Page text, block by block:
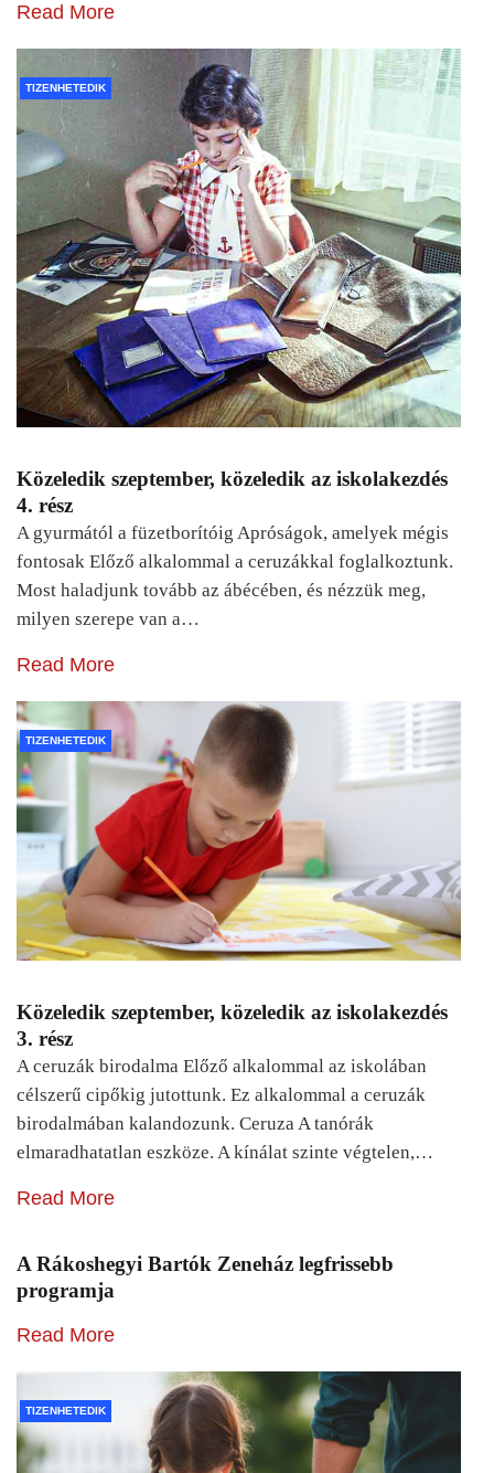
Read More
TIZENHETEDIK
Közeledik szeptember, közeledik az iskolakezdés
4. rész
A gyurmától a füzetborítóig Apróságok, amelyek mégis
fontosak Előző alkalommal a ceruzákkal foglalkoztunk.
Most haladjunk tovább az ábécében, és nézzük meg,
milyen szerepe van a…
Read More
TIZENHETEDIK
Közeledik szeptember, közeledik az iskolakezdés
3. rész
A ceruzák birodalma Előző alkalommal az iskolában
célszerű cipőkig jutottunk. Ez alkalommal a ceruzák
birodalmában kalandozunk. Ceruza A tanórák
elmaradhatatlan eszköze. A kínálat szinte végtelen,…
Read More
A Rákoshegyi Bartók Zeneház legfrissebb
programja
Read More
TIZENHETEDIK